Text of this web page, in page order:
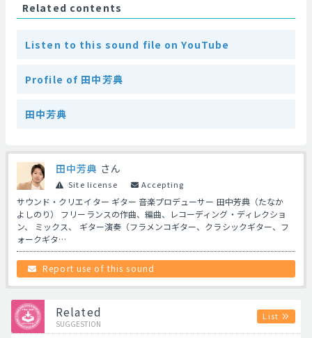
Related contents
Listen to this sound file on YouTube
Profile of 田中芳典
田中芳典
田中芳典 さん
Site license Accepting
サウンド・クリエイター ギター 音楽プロデューサー 田中芳典（たなか
よしのり） フリーランスの作曲、編曲、レコーディング・ディレクショ
ン、 ミックス、 ギター演奏（フラメンコギター、クラシックギター、フ
ォークギタ…
Report use of this sound
Related
SUGGESTION
List